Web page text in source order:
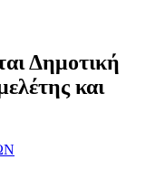
Δημοτική
και